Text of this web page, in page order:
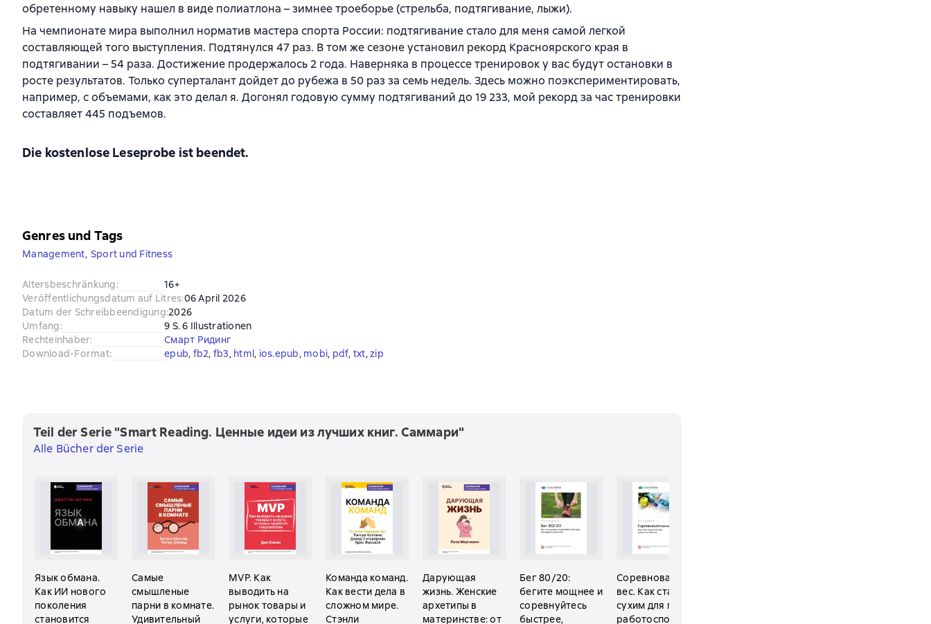
обретенному навыку нашел в виде полиатлона – зимнее троеборье (стрельба, подтягивание, лыжи).
На чемпионате мира выполнил норматив мастера спорта России: подтягивание стало для меня самой легкой
составляющей того выступления. Подтянулся 47 раз. В том же сезоне установил рекорд Красноярского края в
подтягивании – 54 раза. Достижение продержалось 2 года. Наверняка в процессе тренировок у вас будут остановки в
росте результатов. Только суперталант дойдет до рубежа в 50 раз за семь недель. Здесь можно поэкспериментировать,
например, с объемами, как это делал я. Догонял годовую сумму подтягиваний до 19 233, мой рекорд за час тренировки
составляет 445 подъемов.
Die kostenlose Leseprobe ist beendet.
Genres und Tags
Management, Sport und Fitness
Altersbeschränkung:
16+
Veröffentlichungsdatum auf Litres:06 April 2026
Datum der Schreibbeendigung:2026
Umfang:
9 S. 6 Illustrationen
Rechteinhaber:
Смарт Ридинг
Download-Format: epub, fb2, fb3, html, ios.epub, mobi, pdf, txt, zip
Teil der Serie "Smart Reading. Ценные идеи из лучших книг. Саммари"
Alle Bücher der Serie
Язык обмана.
Как ИИ нового
поколения
становится
Самые
смышленые
парни в комнате.
Удивительный
MVP. Как
выводить на
рынок товары и
услуги, которые
Команда команд.
Как вести дела в
сложном мире.
Стэнли
Дарующая
жизнь. Женские
архетипы в
материнстве: от
Бег 80/20:
бегите мощнее и
соревнуйтесь
быстрее,
Соревновательный
вес. Как стать
сухим для пика
работоспособности.